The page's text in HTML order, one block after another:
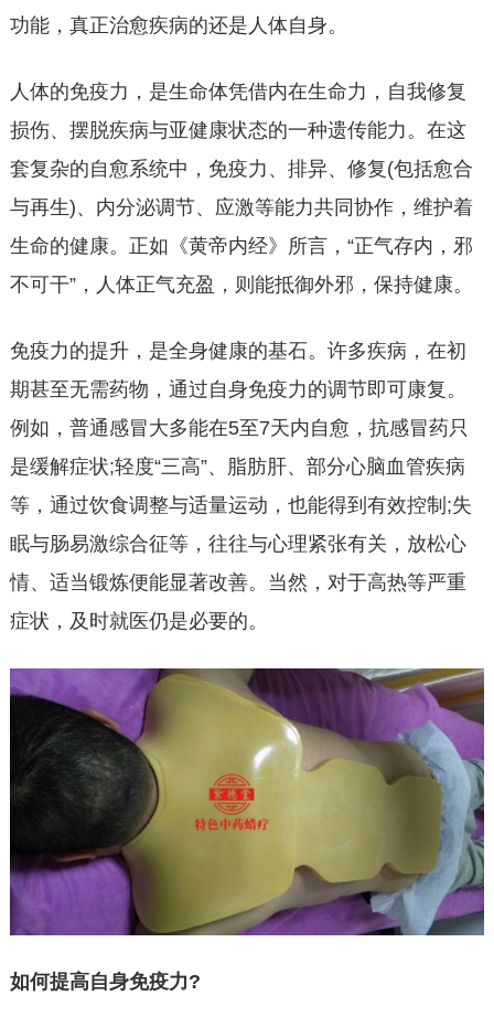
功能，真正治愈疾病的还是人体自身。
人体的免疫力，是生命体凭借内在生命力，自我修复
损伤、摆脱疾病与亚健康状态的一种遗传能力。在这
套复杂的自愈系统中，免疫力、排异、修复(包括愈合
与再生)、内分泌调节、应激等能力共同协作，维护着
生命的健康。正如《黄帝内经》所言，“正气存内，邪
不可干”，人体正气充盈，则能抵御外邪，保持健康。
免疫力的提升，是全身健康的基石。许多疾病，在初
期甚至无需药物，通过自身免疫力的调节即可康复。
例如，普通感冒大多能在5至7天内自愈，抗感冒药只
是缓解症状;轻度“三高”、脂肪肝、部分心脑血管疾病
等，通过饮食调整与适量运动，也能得到有效控制;失
眠与肠易激综合征等，往往与心理紧张有关，放松心
情、适当锻炼便能显著改善。当然，对于高热等严重
症状，及时就医仍是必要的。
如何提高自身免疫力?